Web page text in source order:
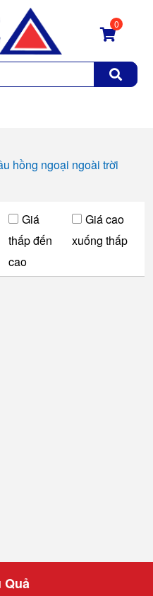
0
hồng ngoại ngoài trời
Giá
thấp đến
cao
Giá cao
xuống thấp
Quả